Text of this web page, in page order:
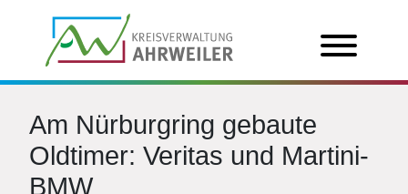
Am Nürburgring gebaute
Oldtimer: Veritas und Martini-
BMW